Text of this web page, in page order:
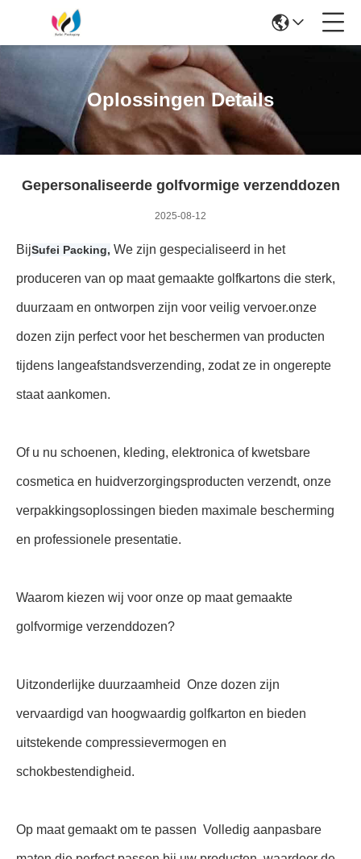
Oplossingen Details
Gepersonaliseerde golfvormige verzenddozen
2025-08-12
BijSufei Packing, We zijn gespecialiseerd in het
produceren van op maat gemaakte golfkartons die sterk,
duurzaam en ontworpen zijn voor veilig vervoer.onze
dozen zijn perfect voor het beschermen van producten
tijdens langeafstandsverzending, zodat ze in ongerepte
staat aankomen.
Of u nu schoenen, kleding, elektronica of kwetsbare
cosmetica en huidverzorgingsproducten verzendt, onze
verpakkingsoplossingen bieden maximale bescherming
en professionele presentatie.
Waarom kiezen wij voor onze op maat gemaakte
golfvormige verzenddozen?
Uitzonderlijke duurzaamheid ️ Onze dozen zijn
vervaardigd van hoogwaardig golfkarton en bieden
uitstekende compressievermogen en
schokbestendigheid.
Op maat gemaakt om te passen ️ Volledig aanpasbare